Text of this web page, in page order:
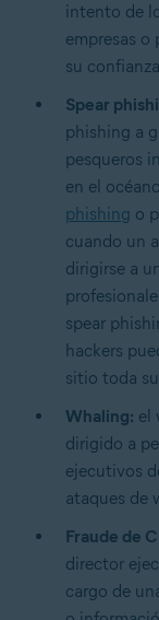
intento de
empresas o
su
Spear
phishing a
pesqueros
en el
phishing o
cuando un
dirigirse a
spear
hackers
sitio toda
Whaling: el
dirigido a
ejecutivos
ataques de
Fraude de
director
cargo de